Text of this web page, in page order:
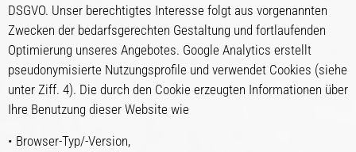
DSGVO. Unser berechtigtes Interesse folgt aus vorgenannten
Zwecken der bedarfsgerechten Gestaltung und fortlaufenden
Optimierung unseres Angebotes. Google Analytics erstellt
pseudonymisierte Nutzungsprofile und verwendet Cookies (siehe
unter Ziff. 4). Die durch den Cookie erzeugten Informationen über
Ihre Benutzung dieser Website wie
• Browser-Typ/-Version,